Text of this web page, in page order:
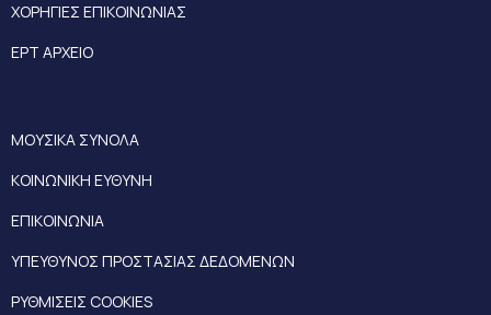
ΧΟΡΗΓΙΕΣ ΕΠΙΚΟΙΝΩΝΙΑΣ
ΕΡΤ ΑΡΧΕΙΟ
ΜΟΥΣΙΚΑ ΣΥΝΟΛΑ
ΚΟΙΝΩΝΙΚΗ ΕΥΘΥΝΗ
ΕΠΙΚΟΙΝΩΝΙΑ
ΥΠΕΥΘΥΝΟΣ ΠΡΟΣΤΑΣΙΑΣ ΔΕΔΟΜΕΝΩΝ
ΡΥΘΜΙΣΕΙΣ COOKIES